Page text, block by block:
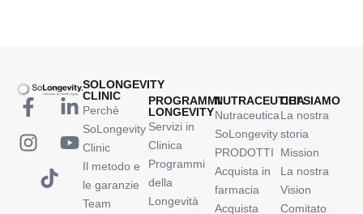
SOLONGEVITY
CLINIC
Perchè
SoLongevity
Clinic
Il metodo e
le garanzie
Team
PROGRAMMI
LONGEVITY
Servizi in
Clinica
Programmi
della
Longevità
NUTRACEUTICA
Nutraceutica
SoLongevity
PRODOTTI
Acquista in
farmacia
Acquista
CHI SIAMO
La nostra
storia
Mission
La nostra
Vision
Comitato